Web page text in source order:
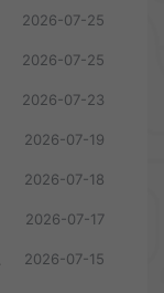
2026-07-25
2026-07-25
2026-07-23
2026-07-19
2026-07-18
2026-07-17
2026-07-15